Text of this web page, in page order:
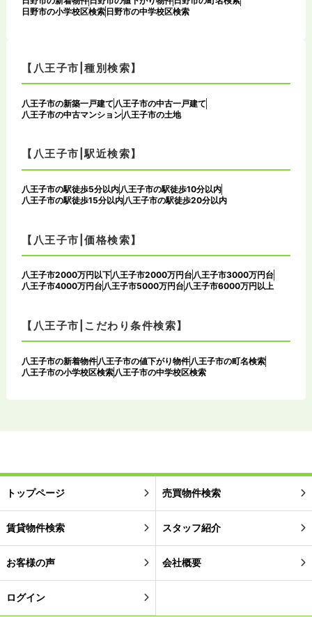
日野市の小学校区検索 日野市の中学校区検索
【八王子市|種別検索】
八王子市の新築一戸建て 八王子市の中古一戸建て
八王子市の中古マンション 八王子市の土地
【八王子市|駅近検索】
八王子市の駅徒歩5分以内八王子市の駅徒歩10分以内
八王子市の駅徒歩15分以内八王子市の駅徒歩20分以内
【八王子市|価格検索】
八王子市2000万円以下八王子市2000万円台八王子市3000万円台
八王子市4000万円台八王子市5000万円台八王子市6000万円以上
【八王子市|こだわり条件検索】
八王子市の新着物件 八王子市の値下がり物件 八王子市の町名検索
八王子市の小学校区検索 八王子市の中学校区検索
トップページ 売買物件検索
賃貸物件検索 スタッフ紹介
お客様の声 会社概要
ログイン